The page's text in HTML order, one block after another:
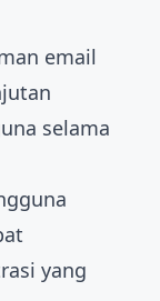
email
selama
yang